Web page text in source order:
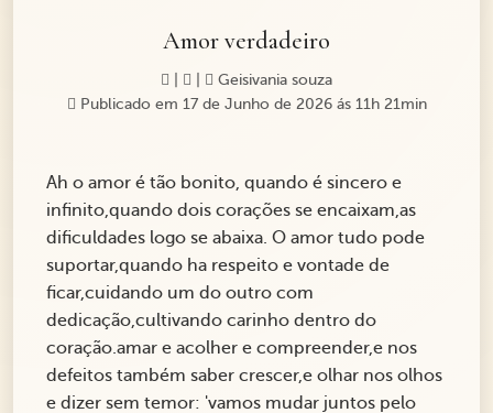
Amor verdadeiro
Geisivania souza
Publicado em 17 de Junho de 2026 ás 11h 21min
Ah o amor é tão bonito, quando é sincero e
infinito,quando dois corações se encaixam,as
dificuldades logo se abaixa. O amor tudo pode
suportar,quando ha respeito e vontade de
ficar,cuidando um do outro com
dedicação,cultivando carinho dentro do
coração.amar e acolher e compreender,e nos
defeitos também saber crescer,e olhar nos olhos
e dizer sem temor: 'vamos mudar juntos pelo